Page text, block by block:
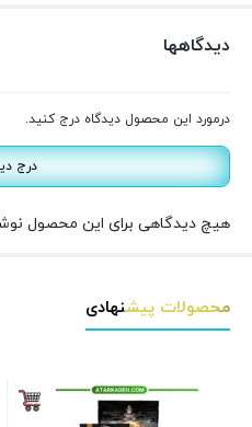
دیدگاهها
درمورد این محصول دیدگاه درج کنید.
درج
هیچ دیدگاهی برای این محصول
محصولات پیشنهادی